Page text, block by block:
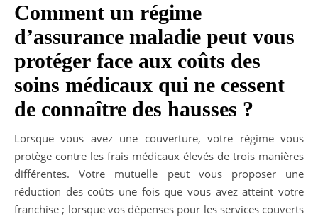
Comment un régime
d’assurance maladie peut vous
protéger face aux coûts des
soins médicaux qui ne cessent
de connaître des hausses ?
Lorsque vous avez une couverture, votre régime vous
protège contre les frais médicaux élevés de trois manières
différentes. Votre mutuelle peut vous proposer une
réduction des coûts une fois que vous avez atteint votre
franchise ; lorsque vos dépenses pour les services couverts